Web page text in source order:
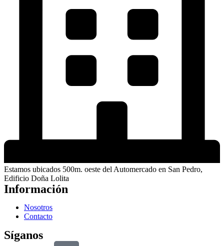
Estamos ubicados 500m. oeste del Automercado en San Pedro,
Edificio Doña Lolita
Información
Nosotros
Contacto
Síganos